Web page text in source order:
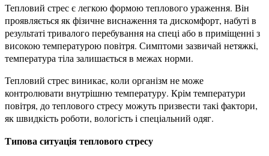
Тепловий стрес є легкою формою теплового ураження. Він
проявляється як фізичне виснаження та дискомфорт, набуті в
результаті тривалого перебування на спеці або в приміщенні з
високою температурою повітря. Симптоми зазвичай нетяжкі,
температура тіла залишається в межах норми.
Тепловий стрес виникає, коли організм не може
контролювати внутрішню температуру. Крім температури
повітря, до теплового стресу можуть призвести такі фактори,
як швидкість роботи, вологість і спеціальний одяг.
Типова ситуація теплового стресу